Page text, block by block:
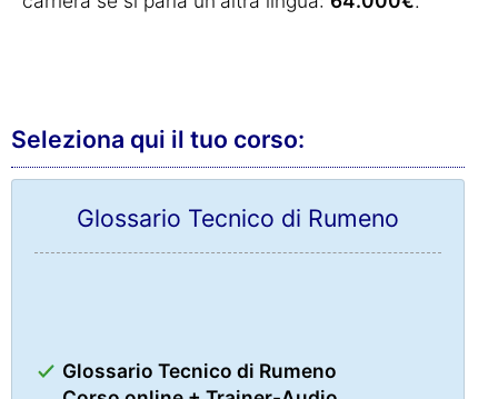
Seleziona qui il tuo corso:
Glossario Tecnico di Rumeno
Glossario Tecnico di Rumeno